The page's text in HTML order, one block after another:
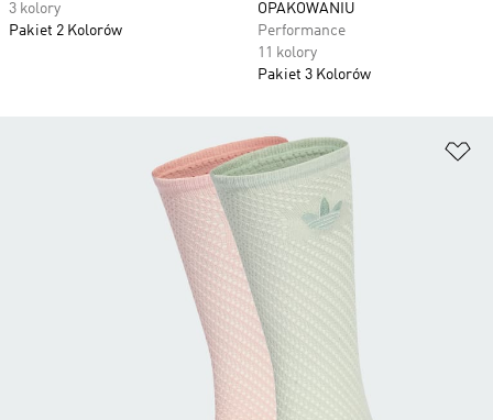
3 kolory
Pakiet 2 Kolorów
OPAKOWANIU
Performance
11 kolory
Pakiet 3 Kolorów